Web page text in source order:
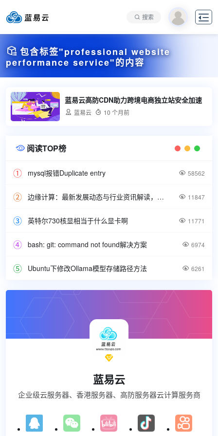
搜索 
 包含标签"professional website
performance service"的内容
蓝易云高防CDN助力跨境电商独立站安全加速
 蓝易云  10 个月前
 阅读TOP榜
mysql报错Duplicate entry  58562
边缘计算：最新发展动态与行业资讯解读，洞悉技术前沿引领未来。  11847
英特尔730核显相当于什么显卡啊  11771
bash: git: command not found解决方案  6974
Ubuntu下修改Ollama模型存储路径方法  6261

蓝易云
企业级云服务器、香港服务器、高防服务器云计算服务商